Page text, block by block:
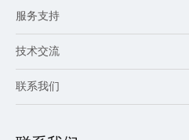
服务支持
技术交流
联系我们